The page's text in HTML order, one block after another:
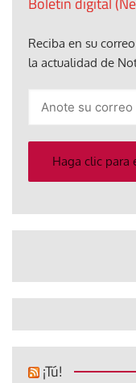
Reciba en su
la actualidad de
electrónico
Haga clic para
¡Tú!